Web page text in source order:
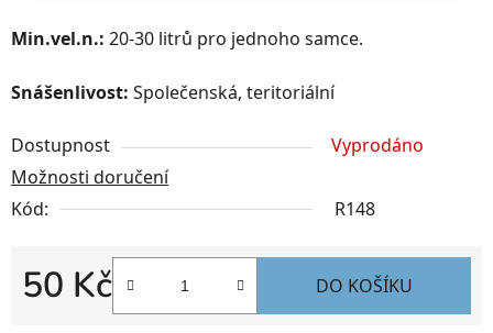
Min.vel.n.: 20-30 litrů pro jednoho samce.
Snášenlivost: Společenská, teritoriální
Dostupnost
Vyprodáno
Možnosti doručení
Kód:
R148
50 Kč
Měrná cena:
DO KOŠÍKU